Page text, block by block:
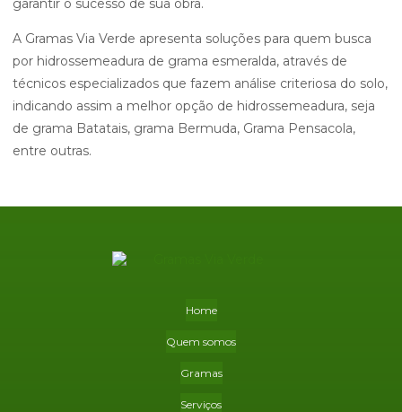
A Gramas Via Verde apresenta soluções para quem busca
por hidrossemeadura de grama esmeralda, através de
técnicos especializados que fazem análise criteriosa do solo,
indicando assim a melhor opção de hidrossemeadura, seja
de grama Batatais, grama Bermuda, Grama Pensacola,
entre outras.
Home
Quem somos
Gramas
Serviços